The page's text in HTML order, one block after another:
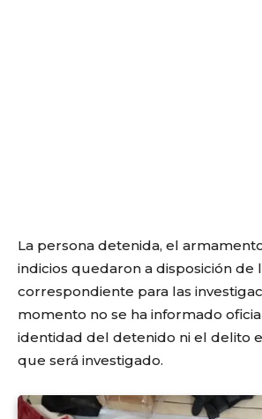
La persona detenida, el
indicios quedaron a disposición de
correspondiente para las
momento no se ha informado
identidad del detenido ni el delito
que será investigado.